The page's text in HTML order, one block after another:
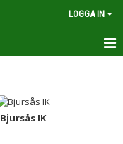
LOGGA IN
Bjursås IK